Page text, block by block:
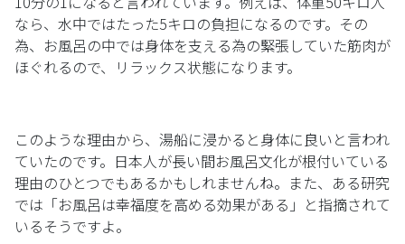
なら、水中ではたった5キロの負担になるのです。その
為、お風呂の中では身体を支える為の緊張していた筋肉が
ほぐれるので、リラックス状態になります。
このような理由から、湯船に浸かると身体に良いと言われ
ていたのです。日本人が長い間お風呂文化が根付いている
理由のひとつでもあるかもしれませんね。また、ある研究
では「お風呂は幸福度を高める効果がある」と指摘されて
いるそうですよ。